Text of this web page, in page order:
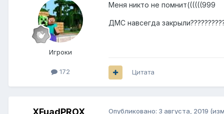
Игроки
172
Меня никто не помнит((((((999
ДМС навсегда
Цитата
Опубликовано: 3 августа, 2019